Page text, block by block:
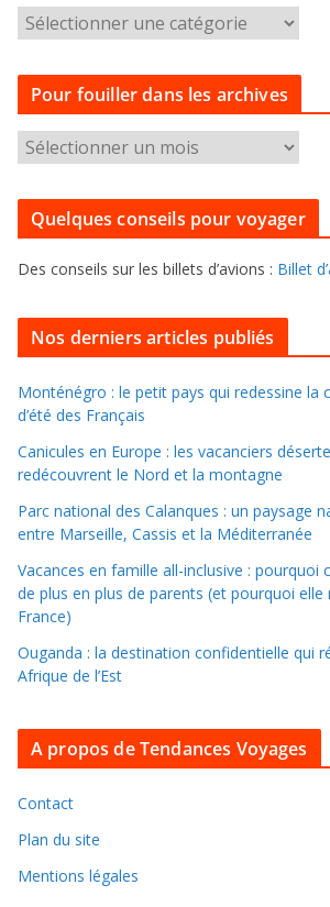
t
g
e
s
Pour fouiller dans les archives
u
o
l
l
e
r
d
a
n
e
a
v
e
Quelques conseils pour voyager
Des conseils sur les billets d’avions : Billet
Nos derniers articles publiés
Monténégro : le petit pays qui redessine la
d’été des Français
Canicules en Europe : les vacanciers
redécouvrent le Nord et la montagne
Parc national des Calanques : un paysage
entre Marseille, Cassis et la Méditerranée
Vacances en famille all-inclusive :
de plus en plus de parents (et pourquoi elle
France)
Ouganda : la destination confidentielle qui
Afrique de l’Est
A propos de Tendances Voyages
Contact
Plan du site
Mentions légales